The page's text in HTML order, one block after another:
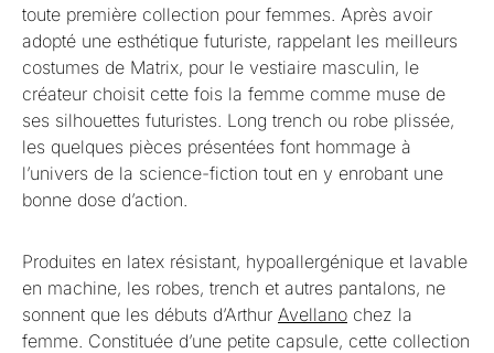
toute première collection pour femmes. Après avoir
adopté une esthétique futuriste, rappelant les meilleurs
costumes de Matrix, pour le vestiaire masculin, le
créateur choisit cette fois la femme comme muse de
ses silhouettes futuristes. Long trench ou robe plissée,
les quelques pièces présentées font hommage à
l’univers de la science-fiction tout en y enrobant une
bonne dose d’action.
Produites en latex résistant, hypoallergénique et lavable
en machine, les robes, trench et autres pantalons, ne
sonnent que les débuts d’Arthur Avellano chez la
femme. Constituée d’une petite capsule, cette collection